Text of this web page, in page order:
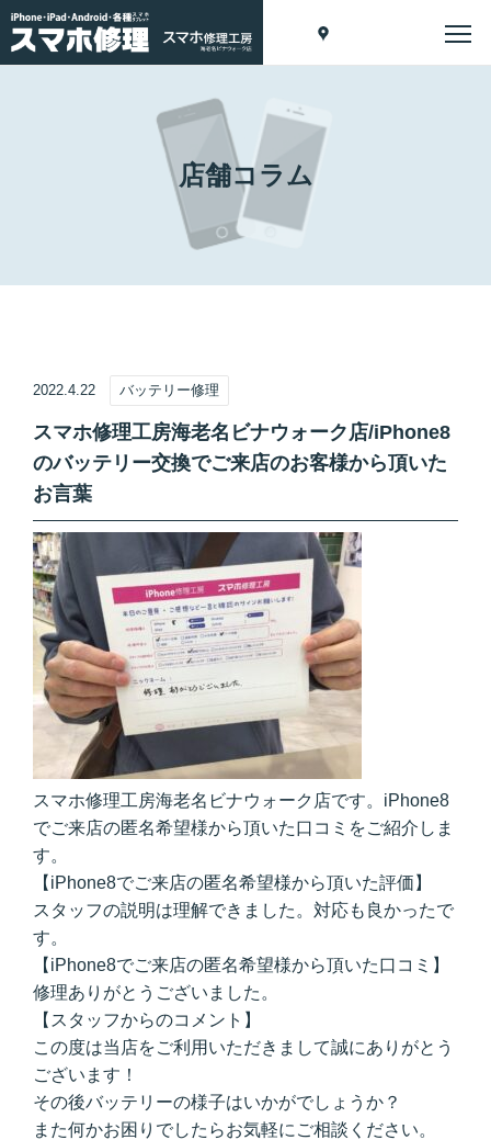
店舗コラム
2022.4.22 バッテリー修理
スマホ修理工房海老名ビナウォーク店/iPhone8
のバッテリー交換でご来店のお客様から頂いた
お言葉
スマホ修理工房海老名ビナウォーク店です。iPhone8
でご来店の匿名希望様から頂いた口コミをご紹介しま
す。
【iPhone8でご来店の匿名希望様から頂いた評価】
スタッフの説明は理解できました。対応も良かったで
す。
【iPhone8でご来店の匿名希望様から頂いた口コミ】
修理ありがとうございました。
【スタッフからのコメント】
この度は当店をご利用いただきまして誠にありがとう
ございます！
その後バッテリーの様子はいかがでしょうか？
また何かお困りでしたらお気軽にご相談ください。